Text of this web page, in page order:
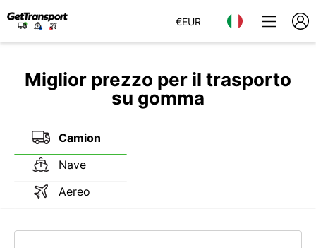
€EUR
Miglior prezzo per il trasporto
su gomma
Camion
Nave
Aereo